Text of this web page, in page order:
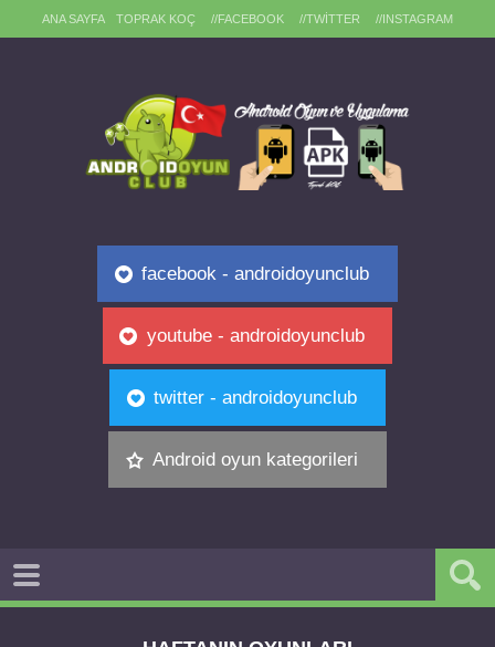
ANA SAYFA TOPRAK KOÇ //FACEBOOK //TWITTER //INSTAGRAM
facebook - androidoyunclub
youtube - androidoyunclub
twitter - androidoyunclub
Android oyun kategorileri